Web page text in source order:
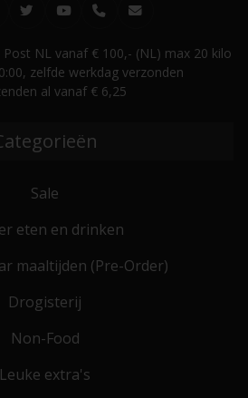
NL vanaf € 100,- (NL) max 20 kilo
zelfde werkdag verzonden
al vanaf € 6,25
Sale
eten en drinken
maaltijden (Pre-Order)
Drogisterij
Non-Food
Leuke extra's